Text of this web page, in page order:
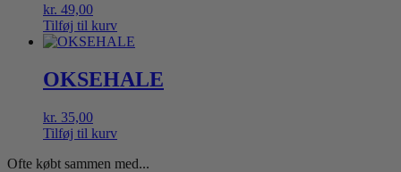
kr. 49,00
Tilføj til kurv
OKSEHALE
kr. 35,00
Tilføj til kurv
Ofte købt sammen med...